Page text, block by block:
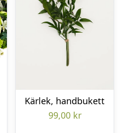
Kärlek, handbukett
99,00 kr